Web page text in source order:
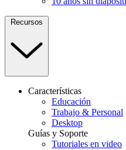
Recursos
Características
Educación
Trabajo & Personal
Desktop
Guías y Soporte
Tutoriales en video